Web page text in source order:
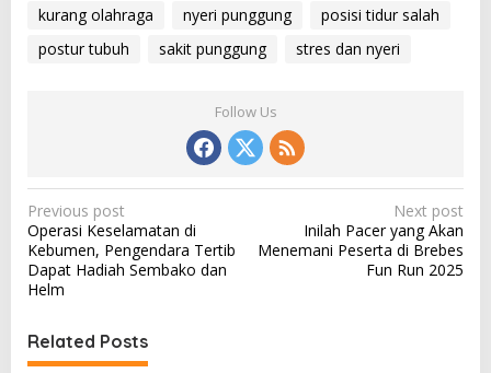
kurang olahraga
nyeri punggung
posisi tidur salah
postur tubuh
sakit punggung stres dan nyeri
Follow Us
P
o
s
t
n
a
Previous post
Operasi Keselamatan di
Kebumen, Pengendara Tertib
Dapat Hadiah Sembako dan
Helm
Next post
Inilah Pacer yang Akan
Menemani Peserta di Brebes
Fun Run 2025
Related Posts